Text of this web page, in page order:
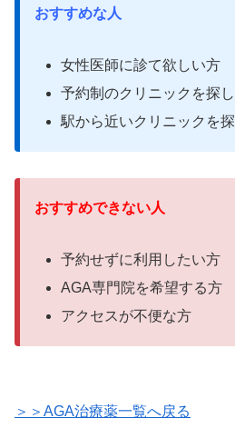
おすすめな人
女性医師に診て欲しい方
予約制のクリニックを探
駅から近いクリニックを
おすすめできない人
予約せずに利用したい方
AGA専門院を希望する方
アクセスが不便な方
＞＞AGA治療薬一覧へ戻る